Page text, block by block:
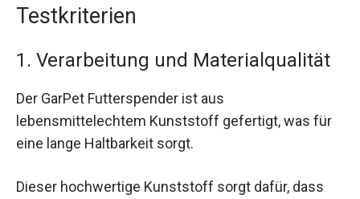
Testkriterien
1. Verarbeitung und Materialqualität
Der GarPet Futterspender ist aus
lebensmittelechtem Kunststoff gefertigt, was für
eine lange Haltbarkeit sorgt.
Dieser hochwertige Kunststoff sorgt dafür, dass